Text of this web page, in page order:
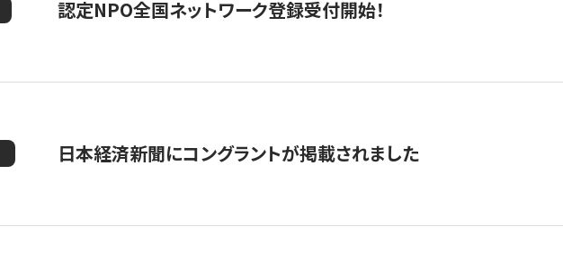
認定NPO全国ネットワーク登録受付開始！
日本経済新聞にコングラントが掲載されました